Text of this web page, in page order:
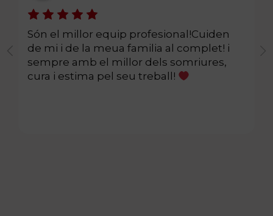
Són el millor equip profesional!Cuiden
de mi i de la meua familia al complet! i
sempre amb el millor dels somriures,
cura i estima pel seu treball!